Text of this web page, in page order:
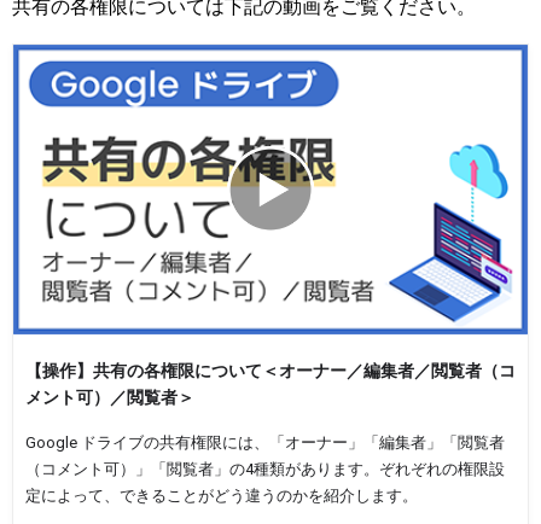
共有の各権限については下記の動画をご覧ください。
【操作】共有の各権限について＜オーナー／編集者／閲覧者（コ
メント可）／閲覧者＞
Google ドライブの共有権限には、「オーナー」「編集者」「閲覧者
（コメント可）」「閲覧者」の4種類があります。ぞれぞれの権限設
定によって、できることがどう違うのかを紹介します。